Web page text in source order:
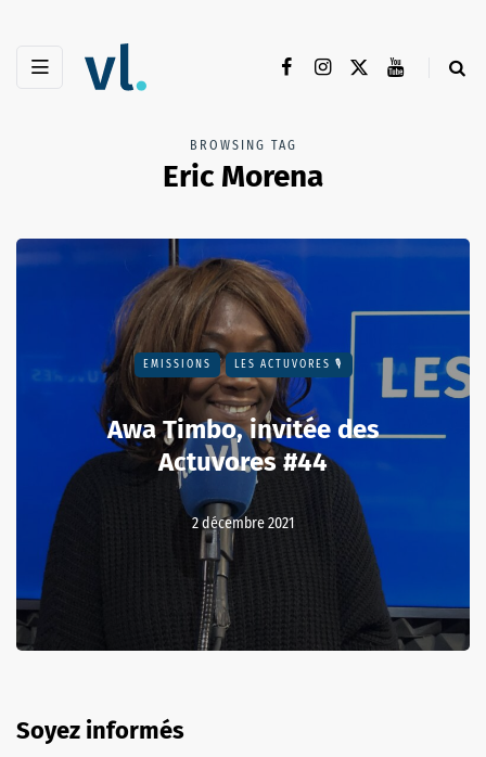
BROWSING TAG
Eric Morena
EMISSIONS LES ACTUVORES 🎙
Awa Timbo, invitée des
Actuvores #44
2 décembre 2021
Soyez informés